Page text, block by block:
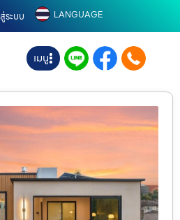
ระบบ LANGUAGE
เมนู